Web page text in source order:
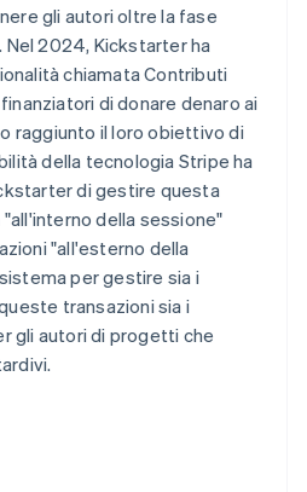
gli autori oltre la fase
Nel 2024, Kickstarter ha
chiamata Contributi
di donare denaro ai
raggiunto il loro obiettivo di
della tecnologia Stripe ha
di gestire questa
della sessione"
"all'esterno della
per gestire sia i
transazioni sia i
gli autori di progetti che